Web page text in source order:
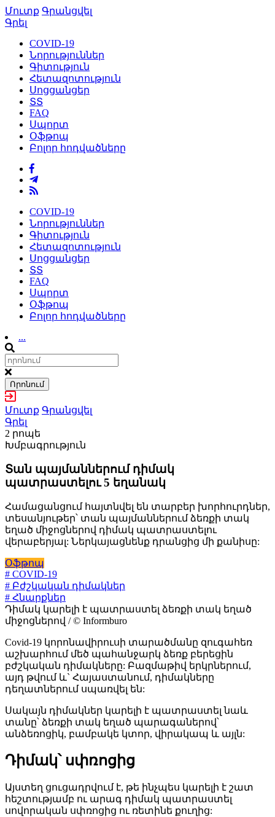
Մուտք Գրանցվել
Գրել
COVID-19
Նորություններ
Գիտություն
Հետազոտություն
Սոցցանցեր
ՏՏ
FAQ
Սպորտ
Օֆթոպ
Բոլոր հոդվածները
COVID-19
Նորություններ
Գիտություն
Հետազոտություն
Սոցցանցեր
ՏՏ
FAQ
Սպորտ
Օֆթոպ
Բոլոր հոդվածները
...
Որոնում
Մուտք Գրանցվել
Գրել
2 րոպե
Խմբագրություն
Տան պայմաններում դիմակ
պատրաստելու 5 եղանակ
Համացանցում հայտնվել են տարբեր խորհուրդներ,
տեսանյութեր՝ տան պայմաններում ձեռքի տակ
եղած միջոցներով դիմակ պատրաստելու
վերաբերյալ: Ներկայացնենք դրանցից մի քանիսը:
Օֆթոպ
# COVID-19
# Բժշկական դիմակներ
# Հնարքներ
Դիմակ կարելի է պատրաստել ձեռքի տակ եղած
միջոցներով / © Informburo
Covid-19 կորոնավիրուսի տարածմանը զուգահեռ
աշխարհում մեծ պահանջարկ ձեռք բերեցին
բժշկական դիմակները: Բազմաթիվ երկրներում,
այդ թվում և` Հայաստանում, դիմակները
դեղատներում սպառվել են:
Սակայն դիմակներ կարելի է պատրաստել նաև
տանը՝ ձեռքի տակ եղած պարագաներով՝
անձեռոցիկ, բամբակե կտոր, վիրակապ և այլն:
Դիմակ՝ սփռոցից
Այստեղ ցուցադրվում է, թե ինչպես կարելի է շատ
հեշտությամբ ու արագ դիմակ պատրաստել
սովորական սփռոցից ու ռետինե քուղից: